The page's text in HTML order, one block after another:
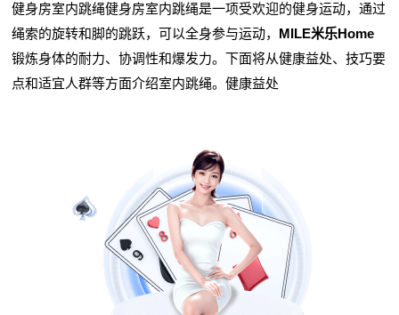
健身房室内跳绳健身房室内跳绳是一项受欢迎的健身运动，通过
绳索的旋转和脚的跳跃，可以全身参与运动， MILE米乐Home
锻炼身体的耐力、协调性和爆发力。下面将从健康益处、技巧要
点和适宜人群等方面介绍室内跳绳。健康益处